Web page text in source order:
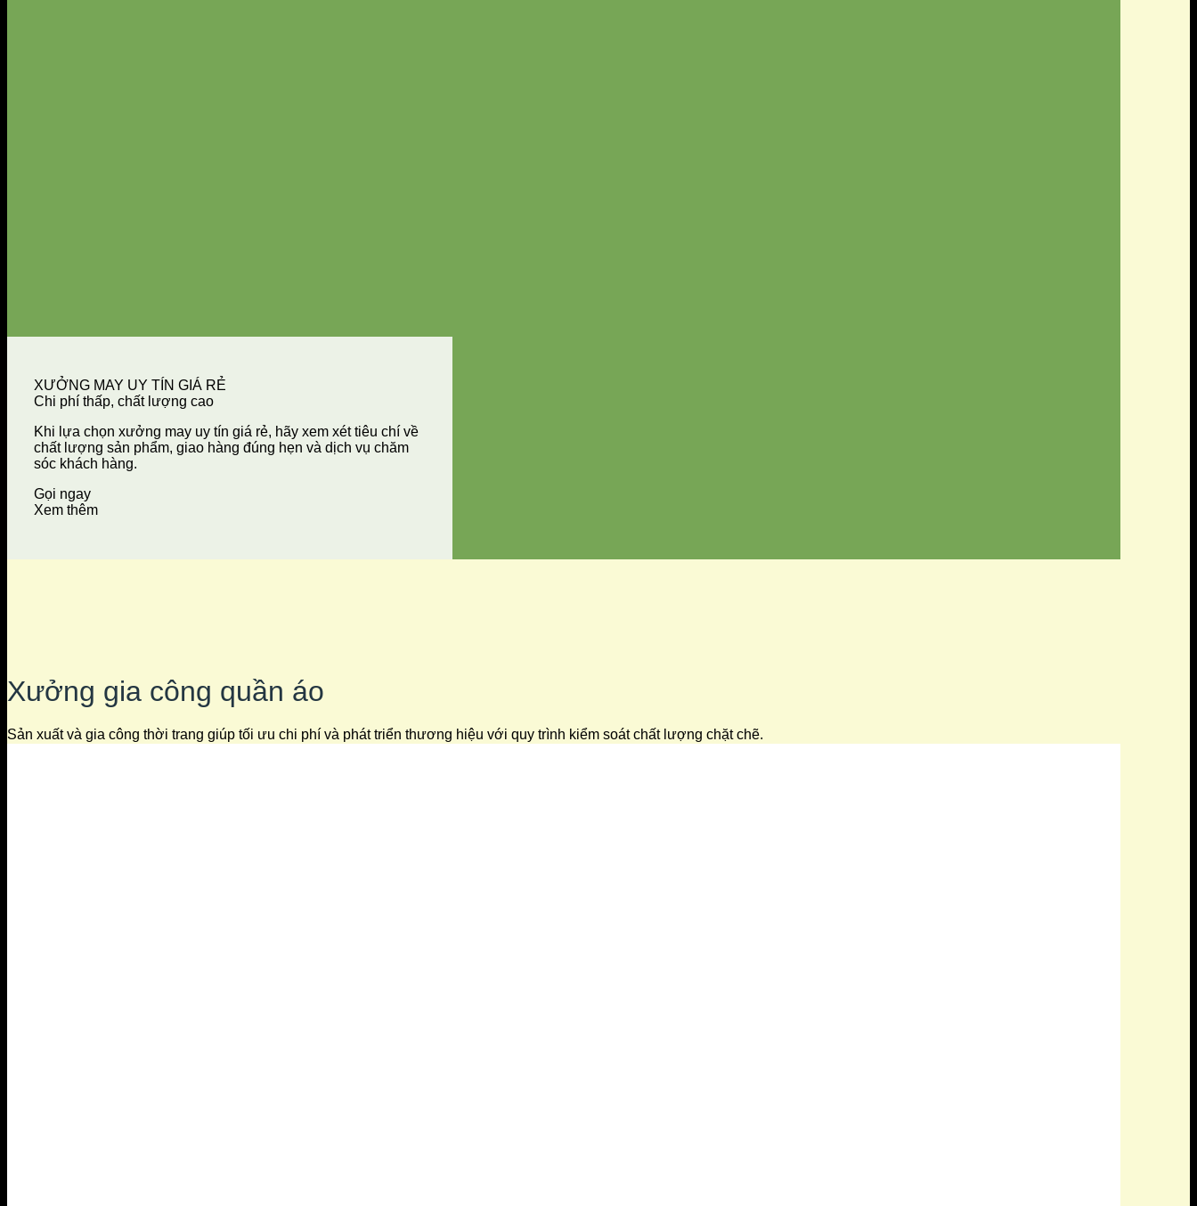
XƯỞNG MAY UY TÍN GIÁ RẺ
Chi phí thấp, chất lượng cao
Khi lựa chọn xưởng may uy tín giá rẻ, hãy xem xét tiêu chí về
chất lượng sản phẩm, giao hàng đúng hẹn và dịch vụ chăm
sóc khách hàng.
Gọi ngay
Xem thêm
Xưởng gia công quần áo
Sản xuất và gia công thời trang giúp tối ưu chi phí và phát triển thương hiệu với quy trình kiểm soát chất lượng chặt chẽ.